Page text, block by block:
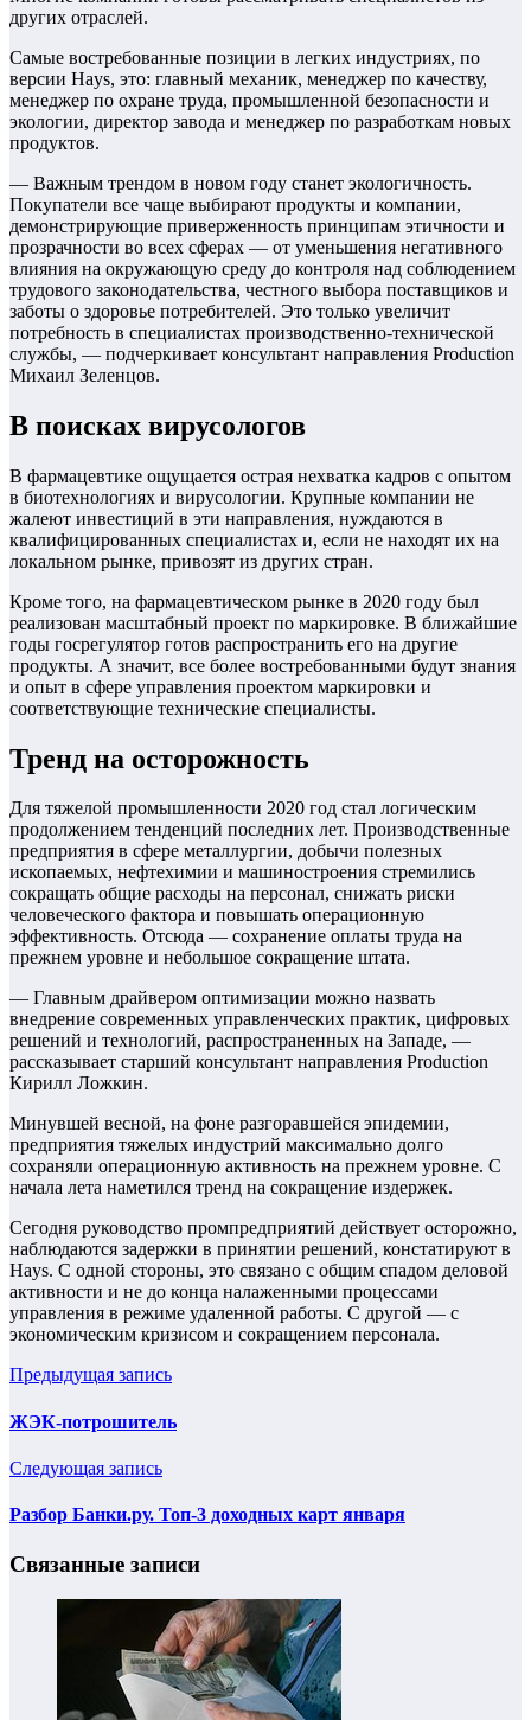
других отраслей.
Самые востребованные позиции в легких индустриях, по
версии Hays, это: главный механик, менеджер по качеству,
менеджер по охране труда, промышленной безопасности и
экологии, директор завода и менеджер по разработкам новых
продуктов.
— Важным трендом в новом году станет экологичность.
Покупатели все чаще выбирают продукты и компании,
демонстрирующие приверженность принципам этичности и
прозрачности во всех сферах — от уменьшения негативного
влияния на окружающую среду до контроля над соблюдением
трудового законодательства, честного выбора поставщиков и
заботы о здоровье потребителей. Это только увеличит
потребность в специалистах производственно-технической
службы, — подчеркивает консультант направления Production
Михаил Зеленцов.
В поисках вирусологов
В фармацевтике ощущается острая нехватка кадров с опытом
в биотехнологиях и вирусологии. Крупные компании не
жалеют инвестиций в эти направления, нуждаются в
квалифицированных специалистах и, если не находят их на
локальном рынке, привозят из других стран.
Кроме того, на фармацевтическом рынке в 2020 году был
реализован масштабный проект по маркировке. В ближайшие
годы госрегулятор готов распространить его на другие
продукты. А значит, все более востребованными будут знания
и опыт в сфере управления проектом маркировки и
соответствующие технические специалисты.
Тренд на осторожность
Для тяжелой промышленности 2020 год стал логическим
продолжением тенденций последних лет. Производственные
предприятия в сфере металлургии, добычи полезных
ископаемых, нефтехимии и машиностроения стремились
сокращать общие расходы на персонал, снижать риски
человеческого фактора и повышать операционную
эффективность. Отсюда — сохранение оплаты труда на
прежнем уровне и небольшое сокращение штата.
— Главным драйвером оптимизации можно назвать
внедрение современных управленческих практик, цифровых
решений и технологий, распространенных на Западе, —
рассказывает старший консультант направления Production
Кирилл Ложкин.
Минувшей весной, на фоне разгоравшейся эпидемии,
предприятия тяжелых индустрий максимально долго
сохраняли операционную активность на прежнем уровне. С
начала лета наметился тренд на сокращение издержек.
Сегодня руководство промпредприятий действует осторожно,
наблюдаются задержки в принятии решений, констатируют в
Hays. С одной стороны, это связано с общим спадом деловой
активности и не до конца налаженными процессами
управления в режиме удаленной работы. С другой — с
экономическим кризисом и сокращением персонала.
Предыдущая запись
ЖЭК-потрошитель
Следующая запись
Разбор Банки.ру. Топ-3 доходных карт января
Связанные записи